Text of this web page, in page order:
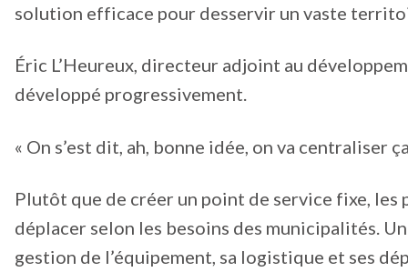
solution efficace pour desservir un vaste
Éric L’Heureux, directeur adjoint au
développé progressivement.
« On s’est dit, ah, bonne idée, on va centraliser
Plutôt que de créer un point de service fixe,
déplacer selon les besoins des municipalités.
gestion de l’équipement, sa logistique et ses